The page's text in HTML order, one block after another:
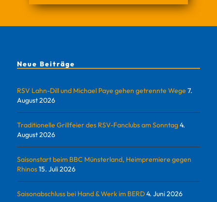
Neue Beiträge
RSV Lahn-Dill und Michael Paye gehen getrennte Wege 7.
August 2026
Traditionelle Grillfeier des RSV-Fanclubs am Sonntag4.
August 2026
Saisonstart beim BBC Münsterland, Heimpremiere gegen
Rhinos15. Juli 2026
Saisonabschluss bei Hand & Werk im BERD4. Juni 2026